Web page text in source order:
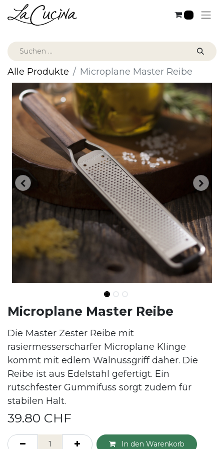
Alle Produkte Microplane Master Reibe
Microplane Master Reibe
Die Master Zester Reibe mit
rasiermesserscharfer Microplane Klinge
kommt mit edlem Walnussgriff daher. Die
Reibe ist aus Edelstahl gefertigt. Ein
rutschfester Gummifuss sorgt zudem für
stabilen Halt.
39.80 CHF
In den Warenkorb